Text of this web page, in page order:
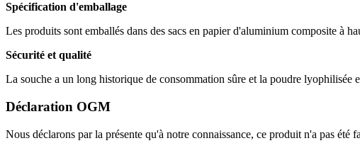
Spécification d'emballage
Les produits sont emballés dans des sacs en papier d'aluminium composite à
Sécurité et qualité
La souche a un long historique de consommation sûre et la poudre
Déclaration OGM
Nous déclarons par la présente qu'à notre connaissance, ce produit n'a pas